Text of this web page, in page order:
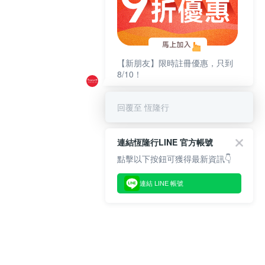
【新朋友】限時註冊優惠，只到
8/10！
回覆至 恆隆行
連結恆隆行LINE 官方帳號
點擊以下按鈕可獲得最新資訊👇
連結 LINE 帳號